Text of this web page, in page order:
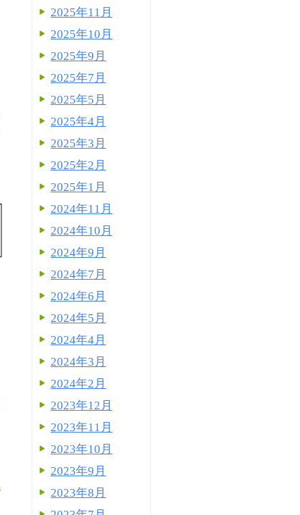
2025年11月
2025年10月
2025年9月
2025年7月
2025年5月
2025年4月
2025年3月
2025年2月
2025年1月
2024年11月
2024年10月
2024年9月
2024年7月
2024年6月
2024年5月
2024年4月
2024年3月
2024年2月
2023年12月
2023年11月
2023年10月
2023年9月
2023年8月